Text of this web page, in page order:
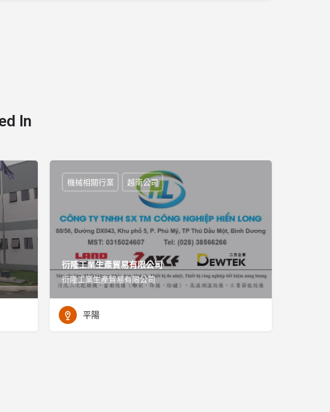
In
衍隆工業生產貿易有限公司
衍隆工業生產貿易有限公司
機械相關行業 越南公司
平陽